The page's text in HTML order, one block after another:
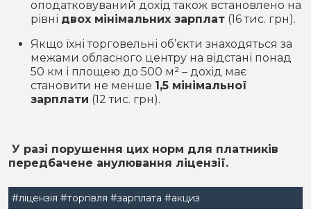
оподатковуваний дохід також встановлено на
рівні двох мінімальних зарплат (16 тис. грн).
Якщо їхні торговельні об’єкти знаходяться за
межами обласного центру на відстані понад
50 км і площею до 500 м² – дохід має
становити не менше 1,5 мінімальної
зарплати (12 тис. грн).
У разі порушення цих норм для платників
передбачене анулювання ліцензії.
#ліцензія #торгівля #зарплата #акциз